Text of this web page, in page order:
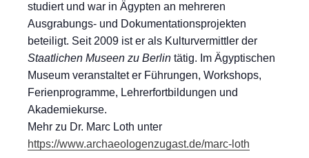
studiert und war in Ägypten an mehreren
Ausgrabungs- und Dokumentationsprojekten
beteiligt. Seit 2009 ist er als Kulturvermittler der
Staatlichen Museen zu Berlin tätig. Im Ägyptischen
Museum veranstaltet er Führungen, Workshops,
Ferienprogramme, Lehrerfortbildungen und
Akademiekurse.
Mehr zu Dr. Marc Loth unter
https://www.archaeologenzugast.de/marc-loth